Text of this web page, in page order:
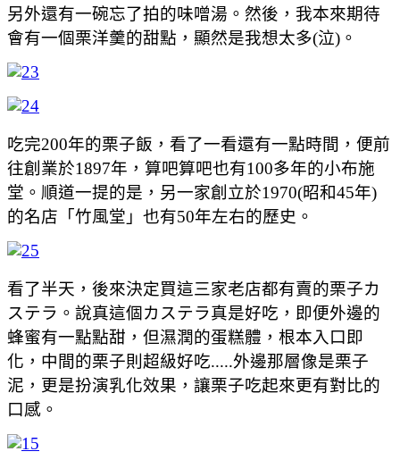
另外還有一碗忘了拍的味噌湯。然後，我本來期待
會有一個栗洋羹的甜點，顯然是我想太多(泣)。
吃完200年的栗子飯，看了一看還有一點時間，便前
往創業於1897年，算吧算吧也有100多年的小布施
堂。順道一提的是，另一家創立於1970(昭和45年)
的名店「竹風堂」也有50年左右的歷史。
看了半天，後來決定買這三家老店都有賣的栗子カ
ステラ。說真這個カステラ真是好吃，即便外邊的
蜂蜜有一點點甜，但濕潤的蛋糕體，根本入口即
化，中間的栗子則超級好吃.....外邊那層像是栗子
泥，更是扮演乳化效果，讓栗子吃起來更有對比的
口感。